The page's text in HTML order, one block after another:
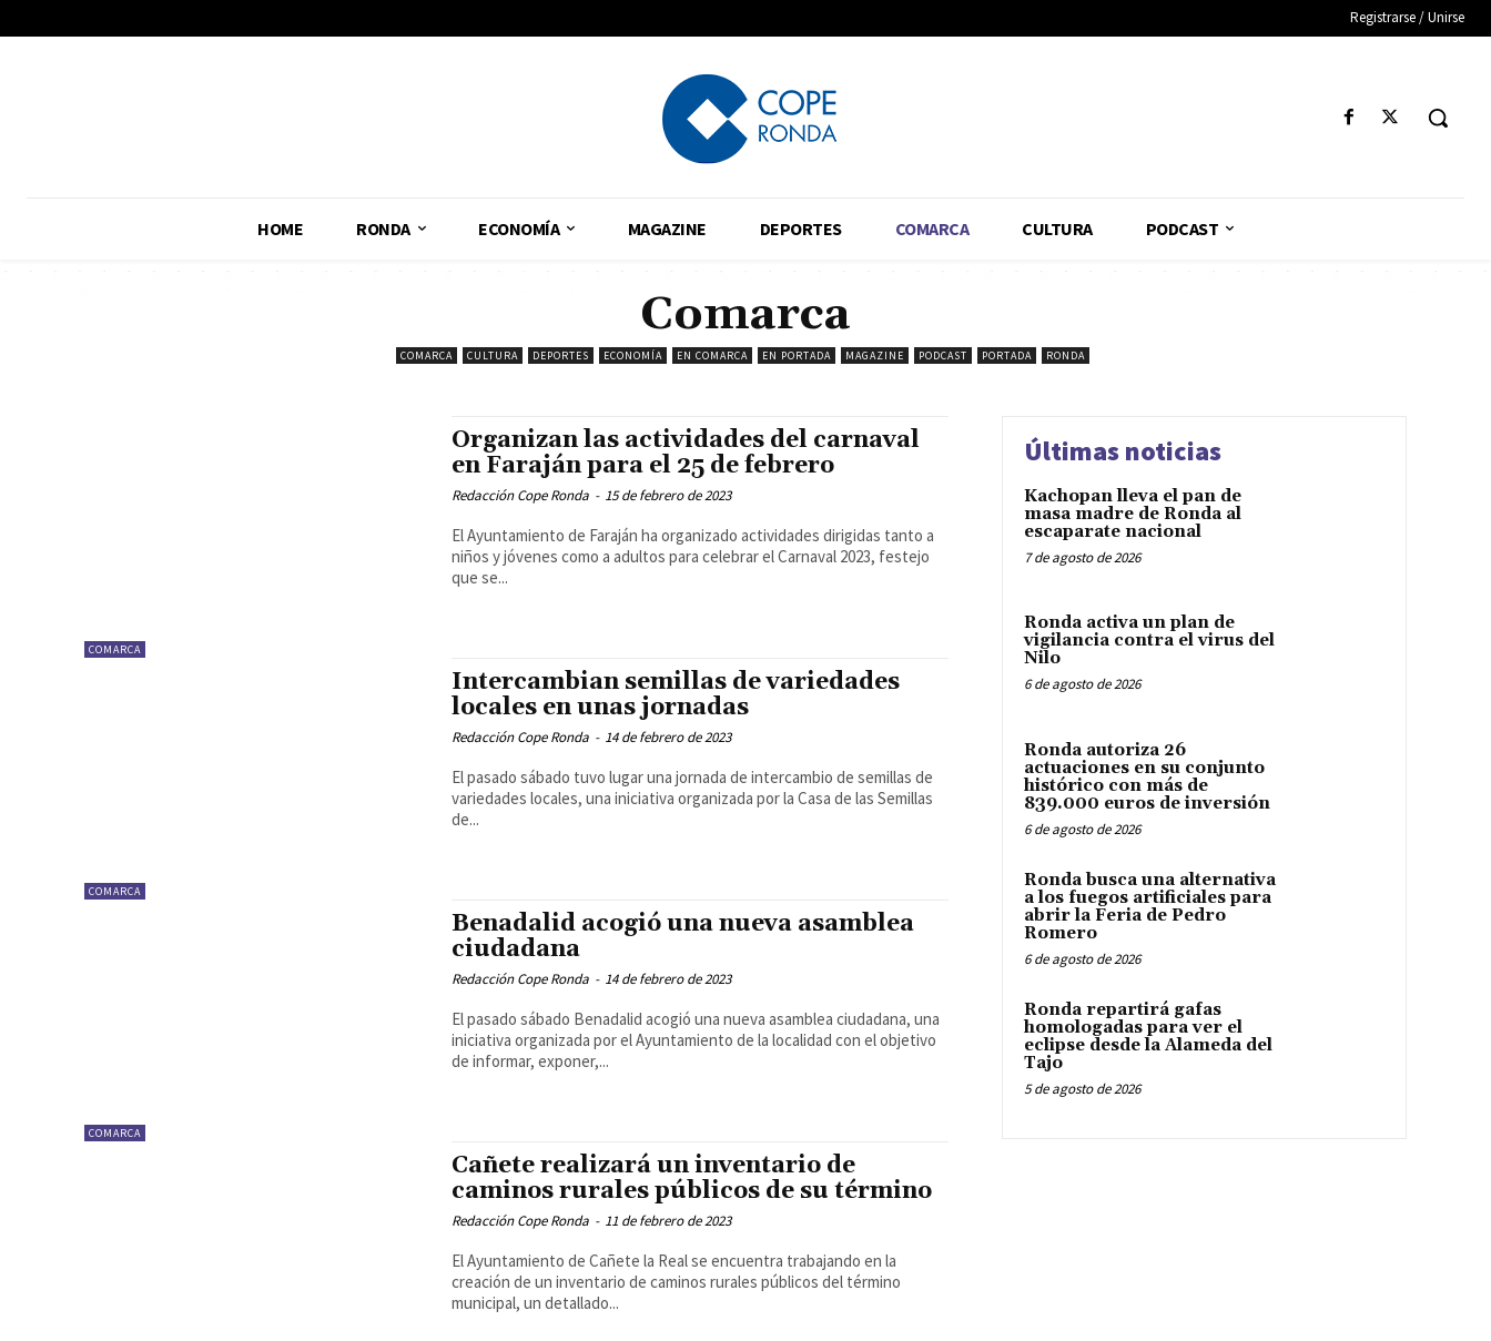
Registrarse / Unirse
HOME RONDA ECONOMÍA MAGAZINE DEPORTES COMARCA CULTURA PODCAST
Comarca
COMARCA CULTURA DEPORTES ECONOMÍA EN COMARCA EN PORTADA MAGAZINE PODCAST PORTADA RONDA
COMARCA
Organizan las actividades del carnaval
en Faraján para el 25 de febrero
Redacción Cope Ronda - 15 de febrero de 2023
El Ayuntamiento de Faraján ha organizado actividades dirigidas tanto a
niños y jóvenes como a adultos para celebrar el Carnaval 2023, festejo
que se...
COMARCA
Intercambian semillas de variedades
locales en unas jornadas
Redacción Cope Ronda - 14 de febrero de 2023
El pasado sábado tuvo lugar una jornada de intercambio de semillas de
variedades locales, una iniciativa organizada por la Casa de las Semillas
de...
COMARCA
Benadalid acogió una nueva asamblea
ciudadana
Redacción Cope Ronda - 14 de febrero de 2023
El pasado sábado Benadalid acogió una nueva asamblea ciudadana, una
iniciativa organizada por el Ayuntamiento de la localidad con el objetivo
de informar, exponer,...
Cañete realizará un inventario de
caminos rurales públicos de su término
Redacción Cope Ronda - 11 de febrero de 2023
El Ayuntamiento de Cañete la Real se encuentra trabajando en la
creación de un inventario de caminos rurales públicos del término
municipal, un detallado...
Últimas noticias
Kachopan lleva el pan de
masa madre de Ronda al
escaparate nacional
7 de agosto de 2026
Ronda activa un plan de
vigilancia contra el virus del
Nilo
6 de agosto de 2026
Ronda autoriza 26
actuaciones en su conjunto
histórico con más de
839.000 euros de inversión
6 de agosto de 2026
Ronda busca una alternativa
a los fuegos artificiales para
abrir la Feria de Pedro
Romero
6 de agosto de 2026
Ronda repartirá gafas
homologadas para ver el
eclipse desde la Alameda del
Tajo
5 de agosto de 2026